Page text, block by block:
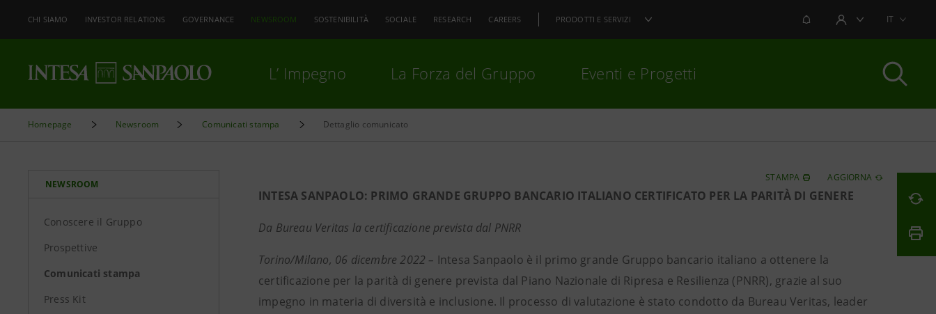
CHI SIAMO INVESTOR RELATIONS GOVERNANCE NEWSROOM SOSTENIBILITÀ SOCIALE RESEARCH CAREERS PRODOTTI E SERVIZI NOTIFICHEAREA UTENTEIT
L’ Impegno La Forza del Gruppo Eventi e Progetti
Homepage Newsroom Comunicati stampa Dettaglio comunicato
NEWSROOM
Conoscere il Gruppo
Prospettive
Comunicati stampa
Press Kit
STAMPA AGGIORNA
INTESA SANPAOLO: PRIMO GRANDE GRUPPO BANCARIO ITALIANO CERTIFICATO PER LA PARITÀ DI GENERE
Da Bureau Veritas la certificazione prevista dal PNRR
Torino/Milano, 06 dicembre 2022 – Intesa Sanpaolo è il primo grande Gruppo bancario italiano a ottenere la
certificazione per la parità di genere prevista dal Piano Nazionale di Ripresa e Resilienza (PNRR), grazie al suo
impegno in materia di diversità e inclusione. Il processo di valutazione è stato condotto da Bureau Veritas, leader